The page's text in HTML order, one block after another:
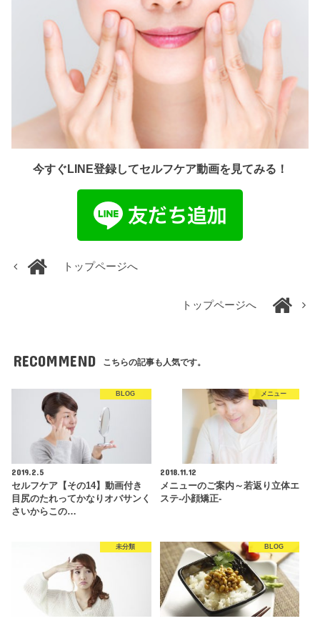
今すぐLINE登録してセルフケア動画を見てみる！
トップページへ
トップページへ
RECOMMEND こちらの記事も人気です。
BLOG
2019.2.5
セルフケア【その14】動画付き
目尻のたれってかなりオバサンく
さいからこの…
メニュー
2018.11.12
メニューのご案内～若返り立体エ
ステ-小顔矯正-
未分類 BLOG